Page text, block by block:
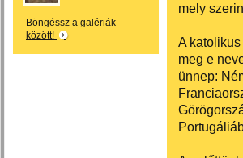
Böngéssz a galériák
között!
mely
A
meg e
ünnep: